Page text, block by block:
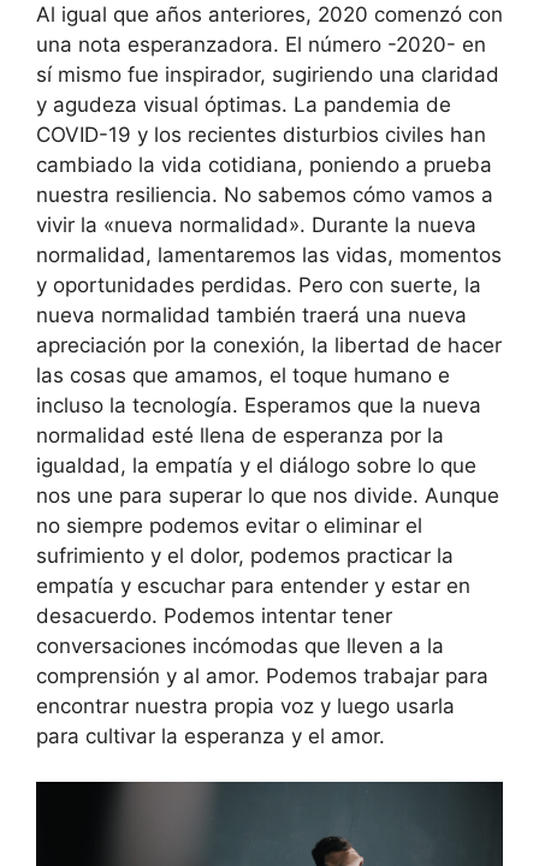
Al igual que años anteriores, 2020 comenzó con
una nota esperanzadora. El número -2020- en
sí mismo fue inspirador, sugiriendo una claridad
y agudeza visual óptimas. La pandemia de
COVID-19 y los recientes disturbios civiles han
cambiado la vida cotidiana, poniendo a prueba
nuestra resiliencia. No sabemos cómo vamos a
vivir la «nueva normalidad». Durante la nueva
normalidad, lamentaremos las vidas, momentos
y oportunidades perdidas. Pero con suerte, la
nueva normalidad también traerá una nueva
apreciación por la conexión, la libertad de hacer
las cosas que amamos, el toque humano e
incluso la tecnología. Esperamos que la nueva
normalidad esté llena de esperanza por la
igualdad, la empatía y el diálogo sobre lo que
nos une para superar lo que nos divide. Aunque
no siempre podemos evitar o eliminar el
sufrimiento y el dolor, podemos practicar la
empatía y escuchar para entender y estar en
desacuerdo. Podemos intentar tener
conversaciones incómodas que lleven a la
comprensión y al amor. Podemos trabajar para
encontrar nuestra propia voz y luego usarla
para cultivar la esperanza y el amor.